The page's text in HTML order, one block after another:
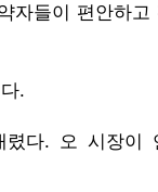
들이 편안하
.
다. 오 시장이